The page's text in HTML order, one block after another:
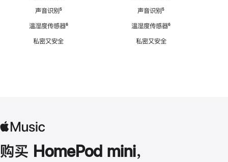
声音识别脚
⁵
温湿度传感器脚
⁶
私密又安全
声音识别脚
⁵
温湿度传感器脚
⁶
私密又安全
购买 HomePod mini，